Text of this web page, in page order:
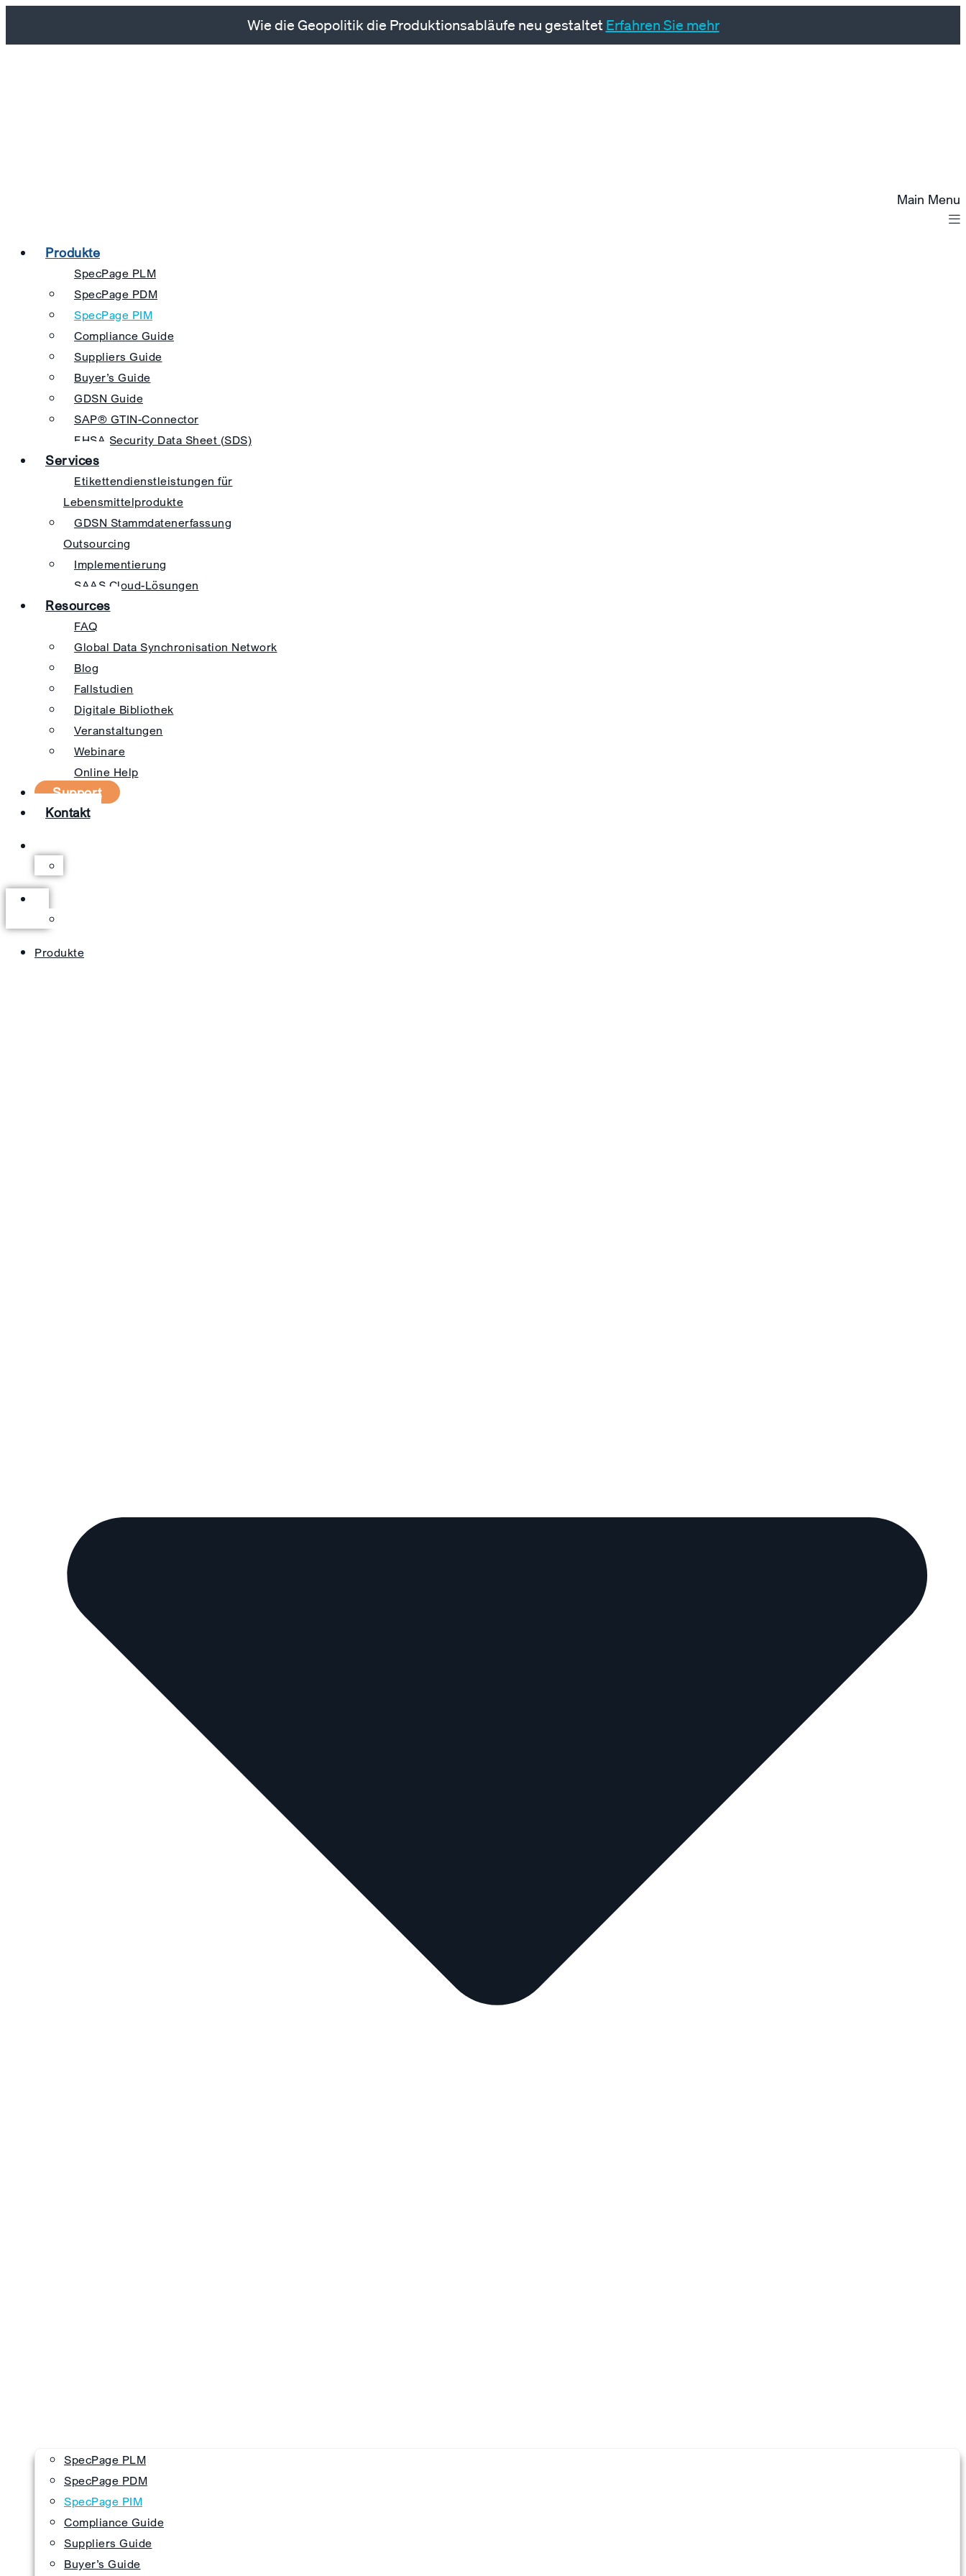
Wie die Geopolitik die Produktionsabläufe neu gestaltet Erfahren Sie mehr
Main Menu
Produkte
SpecPage PLM
SpecPage PDM
SpecPage PIM
Compliance Guide
Suppliers Guide
Buyer’s Guide
GDSN Guide
SAP® GTIN-Connector
EHSA Security Data Sheet (SDS)
Services
Etikettendienstleistungen für
Lebensmittelprodukte
GDSN Stammdatenerfassung
Outsourcing
Implementierung
SAAS Cloud-Lösungen
Resources
FAQ
Global Data Synchronisation Network
Blog
Fallstudien
Digitale Bibliothek
Veranstaltungen
Webinare
Online Help
Support
Kontakt
Produkte
SpecPage PLM
SpecPage PDM
SpecPage PIM
Compliance Guide
Suppliers Guide
Buyer’s Guide